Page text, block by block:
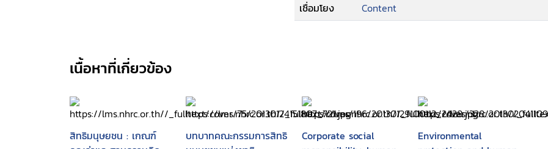
เชื่อมโยง
Content
เนื้อหาที่เกี่ยวข้อง
สิทธิมนุษยชน : เกณฑ์
บทบาทคณะกรรมการสิทธิ
Corporate social
Environmental